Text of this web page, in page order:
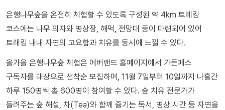
은행나무숲을 온전히 체험할 수 있도록 구성된 약 4km 트레킹
코스에는 나무 의자와 명상장, 해먹, 전망대 등이 마련되어 있어
트래킹 내내 자연의 고요함과 치유를 동시에 느낄 수 있다.
올가을 은행나무숲 체험은 에버랜드 홈페이지에서 가든패스
구독자를 대상으로 선착순 모집하며, 11월 7일부터 10일까지 나흘간
하루 150명씩 총 600명이 참여할 수 있다. 숲 치유 전문가가
들려주는 숲 해설, 차(Tea)와 함께 즐기는 독서, 명상 시간 등 자연을